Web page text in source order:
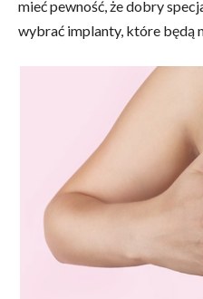
mieć pewność, że dobry
wybrać implanty, które będą